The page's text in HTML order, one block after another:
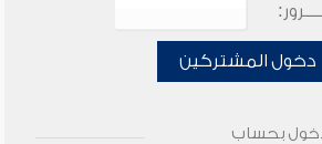
دخول المشتركين
بحساب